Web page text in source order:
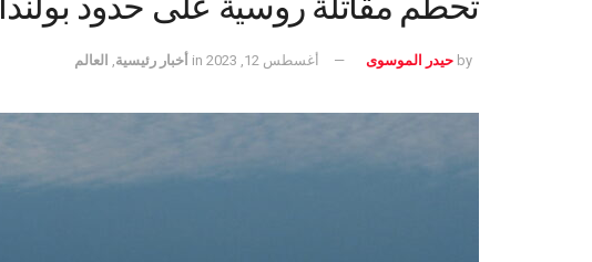
by حيدر الموسوى أغسطس 12, 2023 in أخبار رئيسية العالم